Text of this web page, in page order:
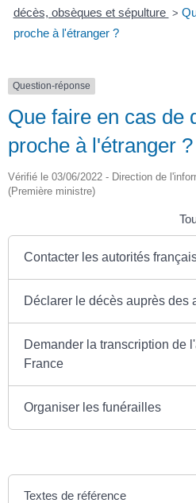
décès, obsèques et sépulture >
proche à l'étranger ?
Question-réponse
Que faire en cas de
proche à l'étranger ?
Vérifié le 03/06/2022 - Direction de
(Première ministre)
Contacter les autorités
Déclarer le décès auprès des
Demander la transcription de
France
Organiser les funérailles
Textes de référence